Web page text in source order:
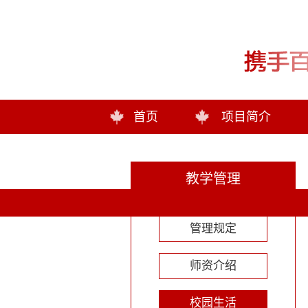
首页 项目简介
教学管理
管理规定
师资介绍
校园生活